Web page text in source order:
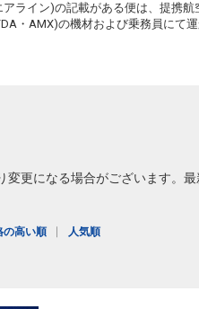
+15,500円
+40,100円
ライン)の記載がある便は、提携
・AMX)の機材および乗務員にて
更になる場合がございます。
の高い順 人気順